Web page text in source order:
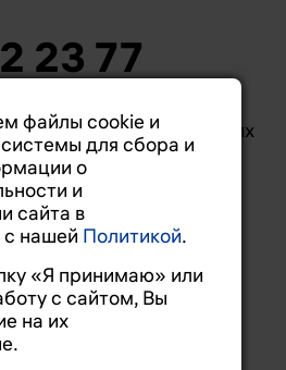
23 77
клиентов. Принимаем
отвечаем на них
до 18:00.
, Максе
файлы cookie и
для сбора и
о
и
сайта в
с нашей Политикой.
«Я принимаю» или
с сайтом, Вы
на их